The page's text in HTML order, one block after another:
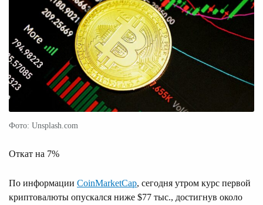
Фото: Unsplash.com
Откат на 7%
По информации CoinMarketCap, сегодня утром курс первой
криптовалюты опускался ниже $77 тыс., достигнув около